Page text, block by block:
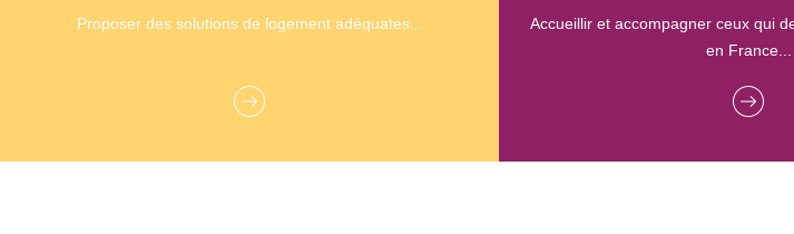
Proposer des solutions de logement adéquates...
Accueillir et accompagner ceux qui
en France...